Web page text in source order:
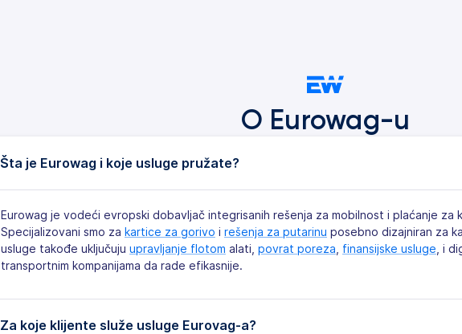
O Eurowag-u
Šta je Eurowag i koje usluge pružate?
Eurowag je vodeći evropski dobavljač integrisanih rešenja za mobilnost i plaćanje za
Specijalizovani smo za kartice za gorivo i rešenja za putarinu posebno dizajniran za
usluge takođe uključuju upravljanje flotom alati, povrat poreza finansijske usluge , i
transportnim kompanijama da rade efikasnije.
Za koje klijente služe usluge Eurovag-a?